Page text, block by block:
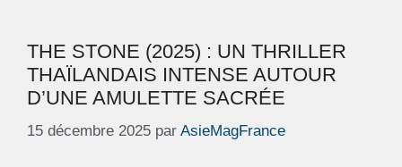
THE STONE (2025) : UN THRILLER
THAÏLANDAIS INTENSE AUTOUR
D’UNE AMULETTE SACRÉE
15 décembre 2025 par AsieMagFrance